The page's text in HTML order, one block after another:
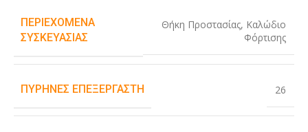
ΠΕΡΙΕΧΌΜΕΝΑ
ΣΥΣΚΕΥΑΣΊΑΣ
Θήκη Προστασίας, Καλώδιο
Φόρτισης
ΠΥΡΉΝΕΣ ΕΠΕΞΕΡΓΑΣΤΉ 26